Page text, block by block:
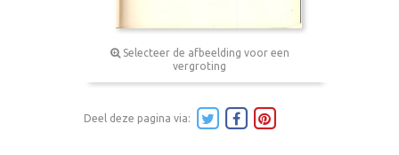
Selecteer de afbeelding voor een
vergroting
Deel deze pagina via: